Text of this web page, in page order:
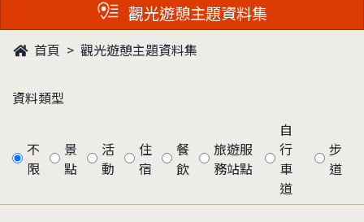
觀光遊憩主題資料集
首頁 觀光遊憩主題資料集
資料類型
不
限
景
點
活
動
住
宿
餐
飲
旅遊服
務站點
自
行
車
道
步
道